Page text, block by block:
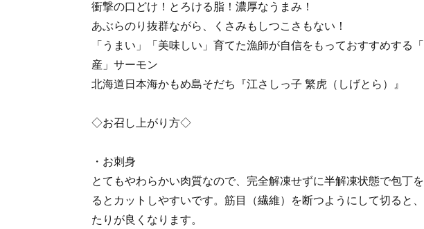
衝撃の口どけ！とろける脂！濃厚なうまみ！
あぶらのり抜群ながら、くさみもしつこさもない！
「うまい」「美味しい」育てた漁師が自信をもっておすすめする
産」サーモン
北海道日本海かもめ島そだち『江さしっ子 繁虎（しげとら）』
◇お召し上がり方◇
・お刺身
とてもやわらかい肉質なので、完全解凍せずに半解凍状態で包丁
るとカットしやすいです。筋目（繊維）を断つようにして切ると
たりが良くなります。